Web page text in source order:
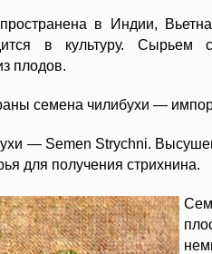
в Ин­дии,
в культуру. Сырьем
плодов.
семена чили­бухи —
— Semen Strychni.
для получения стрихнина.